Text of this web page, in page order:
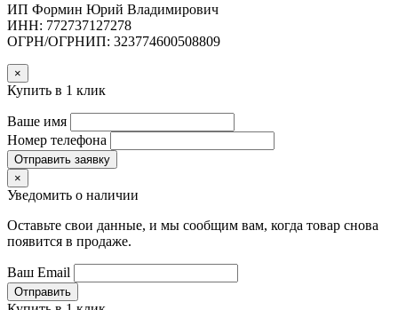
ИП Формин Юрий Владимирович
ИНН: 772737127278
ОГРН/ОГРНИП: 323774600508809
×
Купить в 1 клик
Ваше имя
Номер телефона
Отправить заявку
×
Уведомить о наличии
Оставьте свои данные, и мы сообщим вам, когда товар снова
появится в продаже.
Ваш Email
Отправить